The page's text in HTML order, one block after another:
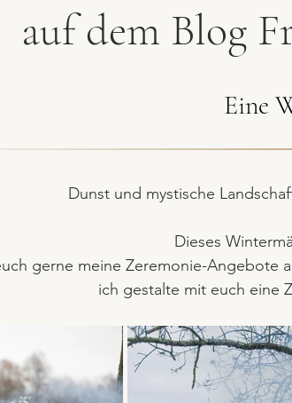
auf dem Blog
Eine
Dunst und mystische
Dieses
gerne meine Zeremonie-Angebote
ich gestalte mit euch eine